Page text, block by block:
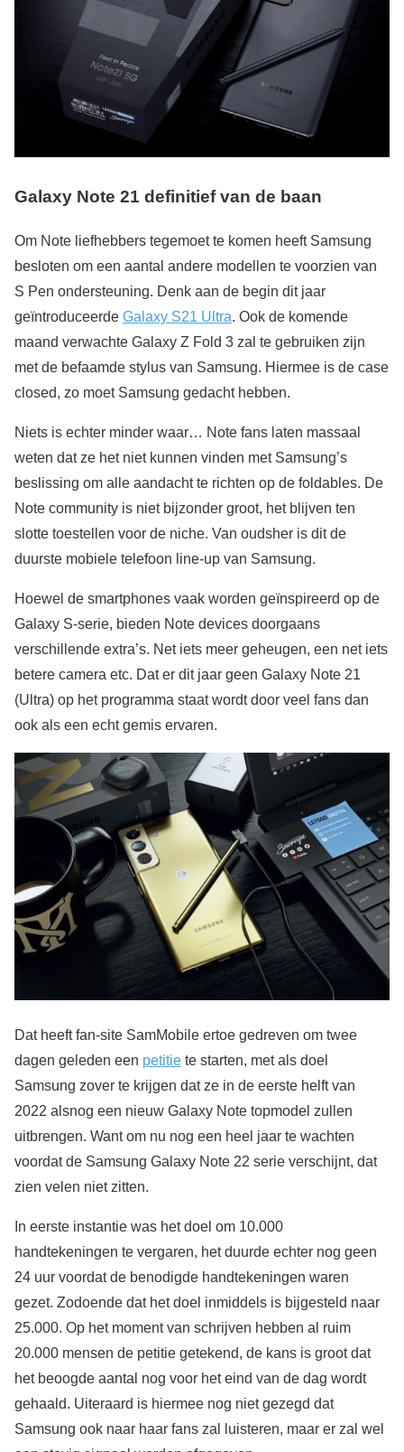
Galaxy Note 21 definitief van de baan
Om Note liefhebbers tegemoet te komen heeft Samsung
besloten om een aantal andere modellen te voorzien van
S Pen ondersteuning. Denk aan de begin dit jaar
geïntroduceerde Galaxy S21 Ultra. Ook de komende
maand verwachte Galaxy Z Fold 3 zal te gebruiken zijn
met de befaamde stylus van Samsung. Hiermee is de case
closed, zo moet Samsung gedacht hebben.
Niets is echter minder waar… Note fans laten massaal
weten dat ze het niet kunnen vinden met Samsung’s
beslissing om alle aandacht te richten op de foldables. De
Note community is niet bijzonder groot, het blijven ten
slotte toestellen voor de niche. Van oudsher is dit de
duurste mobiele telefoon line-up van Samsung.
Hoewel de smartphones vaak worden geïnspireerd op de
Galaxy S-serie, bieden Note devices doorgaans
verschillende extra’s. Net iets meer geheugen, een net iets
betere camera etc. Dat er dit jaar geen Galaxy Note 21
(Ultra) op het programma staat wordt door veel fans dan
ook als een echt gemis ervaren.
Dat heeft fan-site SamMobile ertoe gedreven om twee
dagen geleden een petitie te starten, met als doel
Samsung zover te krijgen dat ze in de eerste helft van
2022 alsnog een nieuw Galaxy Note topmodel zullen
uitbrengen. Want om nu nog een heel jaar te wachten
voordat de Samsung Galaxy Note 22 serie verschijnt, dat
zien velen niet zitten.
In eerste instantie was het doel om 10.000
handtekeningen te vergaren, het duurde echter nog geen
24 uur voordat de benodigde handtekeningen waren
gezet. Zodoende dat het doel inmiddels is bijgesteld naar
25.000. Op het moment van schrijven hebben al ruim
20.000 mensen de petitie getekend, de kans is groot dat
het beoogde aantal nog voor het eind van de dag wordt
gehaald. Uiteraard is hiermee nog niet gezegd dat
Samsung ook naar haar fans zal luisteren, maar er zal wel